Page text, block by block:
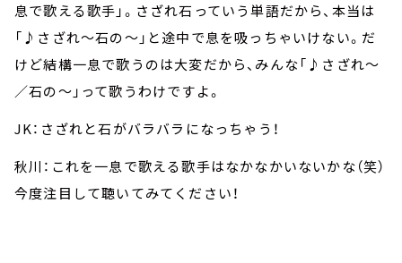
息で歌える歌手」。さざれ石っていう単語だから、本当は
「♪さざれ～石の～」と途中で息を吸っちゃいけない。だ
けど結構一息で歌うのは大変だから、みんな「♪さざれ～
／石の～」って歌うわけですよ。
JK：さざれと石がバラバラになっちゃう！
秋川：これを一息で歌える歌手はなかなかいないかな（笑）
今度注目して聴いてみてください！